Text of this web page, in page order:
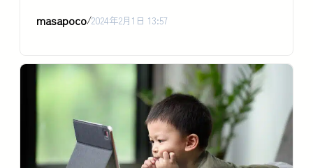
masapoco/2024年2月1日 13:57